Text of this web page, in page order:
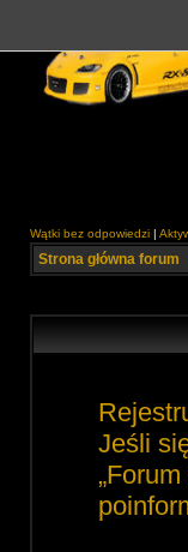
Wątki bez odpowiedzi |
Strona główna forum
Jeśli